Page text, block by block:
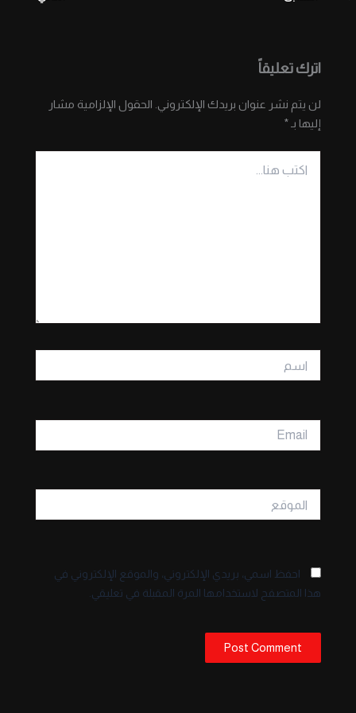
اترك تعليقاً
لن يتم نشر عنوان بريدك الإلكتروني. الحقول الإلزامية مشار
إليها بـ*
هنا...
احفظ اسمي، بريدي الإلكتروني، والموقع الإلكتروني في
هذا المتصفح لاستخدامها المرة المقبلة في تعليقي.